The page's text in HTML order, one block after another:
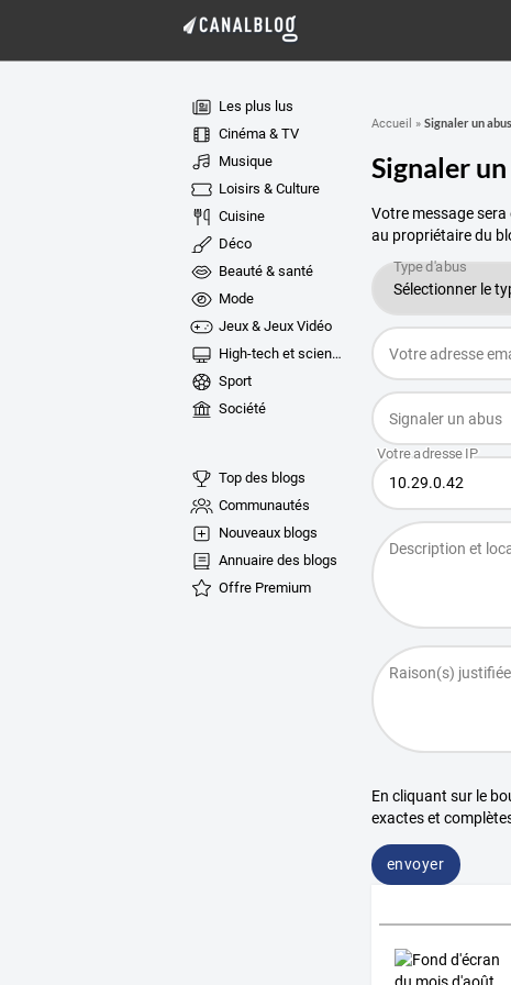
Les plus lus
Cinéma & TV
Musique
Loisirs & Culture
Cuisine
Déco
Beauté & santé
Mode
Jeux & Jeux Vidéo
High-tech et sciences
Sport
Société
Top des blogs
Communautés
Nouveaux blogs
Annuaire des blogs
Offre Premium
Accueil » Signaler un abus
Signaler
Votre message
au propriétaire du
En cliquant sur le
exactes et
envoyer